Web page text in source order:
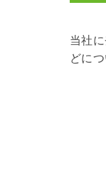
当社
どに